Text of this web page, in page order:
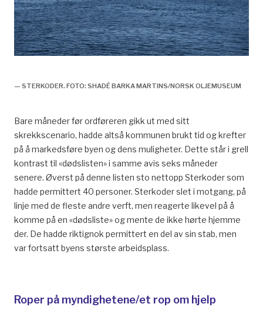
— STERKODER. FOTO: SHADÉ BARKA MARTINS/NORSK OLJEMUSEUM
Bare måneder før ordføreren gikk ut med sitt
skrekkscenario, hadde altså kommunen brukt tid og krefter
på å markedsføre byen og dens muligheter. Dette står i grell
kontrast til «dødslisten» i samme avis seks måneder
senere. Øverst på denne listen sto nettopp Sterkoder som
hadde permittert 40 personer. Sterkoder slet i motgang, på
linje med de fleste andre verft, men reagerte likevel på å
komme på en «dødsliste» og mente de ikke hørte hjemme
der. De hadde riktignok permittert en del av sin stab, men
var fortsatt byens største arbeidsplass.
Roper på myndighetene/et rop om hjelp